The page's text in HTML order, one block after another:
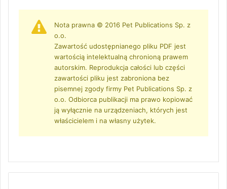
Nota prawna © 2016 Pet Publications Sp. z
o.o.
Zawartość udostępnianego pliku PDF jest
wartością intelektualną chronioną prawem
autorskim. Reprodukcja całości lub części
zawartości pliku jest zabroniona bez
pisemnej zgody firmy Pet Publications Sp. z
o.o. Odbiorca publikacji ma prawo kopiować
ją wyłącznie na urządzeniach, których jest
właścicielem i na własny użytek.